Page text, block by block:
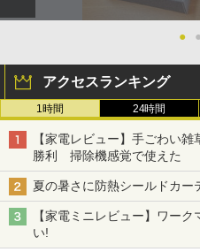
● ●
アクセスランキング
1時間 24時間
【家電レビュー】手ごわい
勝利 掃除機感覚で使えた
夏の暑さに防熱シールドカ
【家電ミニレビュー】ワー
い!